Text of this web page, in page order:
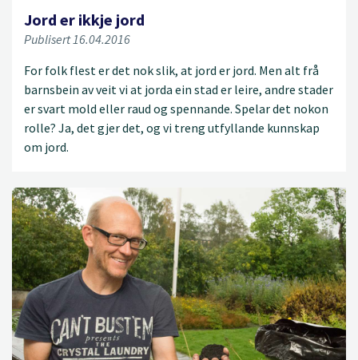
Jord er ikkje jord
Publisert 16.04.2016
For folk flest er det nok slik, at jord er jord. Men alt frå
barnsbein av veit vi at jorda ein stad er leire, andre stader
er svart mold eller raud og spennande. Spelar det nokon
rolle? Ja, det gjer det, og vi treng utfyllande kunnskap
om jord.